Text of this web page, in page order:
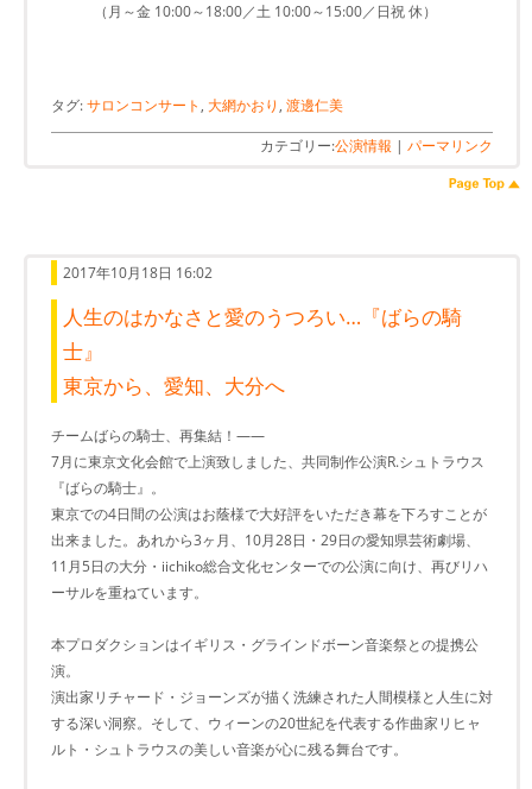
（月～金 10:00～18:00／土 10:00～15:00／日祝 休）
タグ:サロンコンサート , 大網かおり , 渡邊仁美
カテゴリー:公演情報 | パーマリンク
2017年10月18日 16:02
人生のはかなさと愛のうつろい…『ばらの騎
士』
東京から、愛知、大分へ
チームばらの騎士、再集結！――
7月に東京文化会館で上演致しました、共同制作公演R.シュトラウス
『ばらの騎士』。
東京での4日間の公演はお蔭様で大好評をいただき幕を下ろすことが
出来ました。あれから3ヶ月、10月28日・29日の愛知県芸術劇場、
11月5日の大分・iichiko総合文化センターでの公演に向け、再びリハ
ーサルを重ねています。
本プロダクションはイギリス・グラインドボーン音楽祭との提携公
演。
演出家リチャード・ジョーンズが描く洗練された人間模様と人生に対
する深い洞察。そして、ウィーンの20世紀を代表する作曲家リヒャ
ルト・シュトラウスの美しい音楽が心に残る舞台です。